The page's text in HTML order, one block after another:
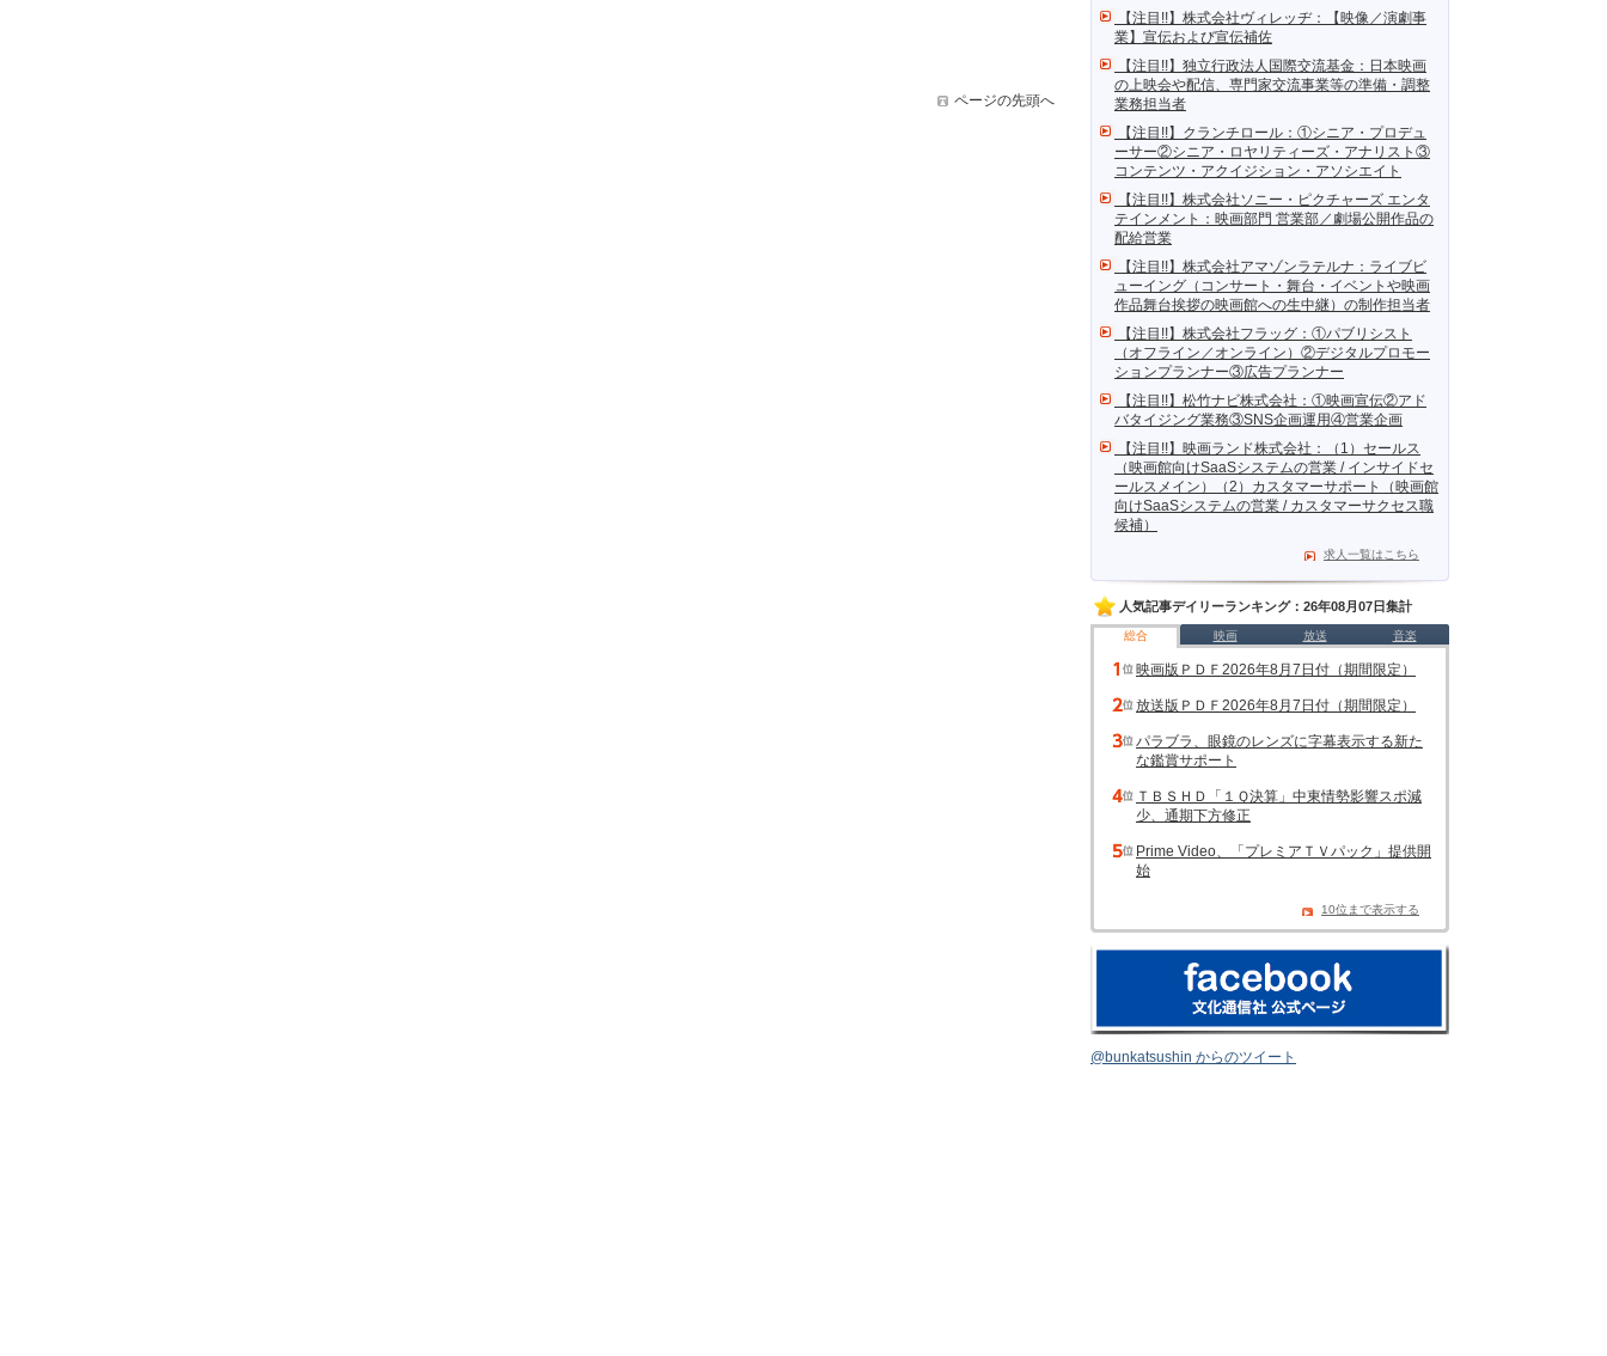
【注目!!】株式会社ヴィレッヂ：【映像／演劇事
業】宣伝および宣伝補佐
【注目!!】独立行政法人国際交流基金：日本映画
の上映会や配信、専門家交流事業等の準備・調整
業務担当者
【注目!!】クランチロール：①シニア・プロデュ
ーサー②シニア・ロヤリティーズ・アナリスト③
コンテンツ・アクイジション・アソシエイト
【注目!!】株式会社ソニー・ピクチャーズ エンタ
テインメント：映画部門 営業部／劇場公開作品の
配給営業
【注目!!】株式会社アマゾンラテルナ：ライブビ
ューイング（コンサート・舞台・イベントや映画
作品舞台挨拶の映画館への生中継）の制作担当者
【注目!!】株式会社フラッグ：①パブリシスト
（オフライン／オンライン）②デジタルプロモー
ションプランナー③広告プランナー
【注目!!】松竹ナビ株式会社：①映画宣伝②アド
バタイジング業務③SNS企画運用④営業企画
【注目!!】映画ランド株式会社：（1）セールス
（映画館向けSaaSシステムの営業 / インサイドセ
ールスメイン）（2）カスタマーサポート（映画館
向けSaaSシステムの営業 / カスタマーサクセス職
候補）
求人一覧はこちら
人気記事デイリーランキング：26年08月07日集計
総合 映画 放送 音楽
映画版ＰＤＦ2026年8月7日付（期間限定）
放送版ＰＤＦ2026年8月7日付（期間限定）
パラブラ、眼鏡のレンズに字幕表示する新た
な鑑賞サポート
ＴＢＳＨＤ「１Ｑ決算」中東情勢影響スポ減
少、通期下方修正
Prime Video、「プレミアＴＶパック」提供開
始
10位まで表示する
@bunkatsushin からのツイート
ページの先頭へ